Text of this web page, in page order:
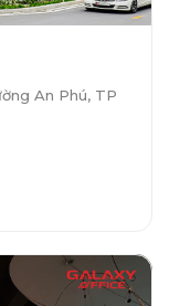
An Phú, TP